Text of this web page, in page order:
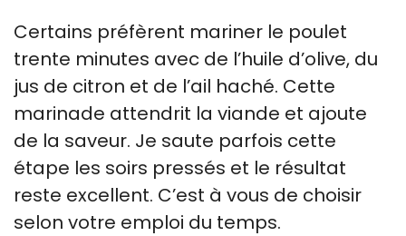
Certains préfèrent mariner le poulet
trente minutes avec de l’huile d’olive, du
jus de citron et de l’ail haché. Cette
marinade attendrit la viande et ajoute
de la saveur. Je saute parfois cette
étape les soirs pressés et le résultat
reste excellent. C’est à vous de choisir
selon votre emploi du temps.